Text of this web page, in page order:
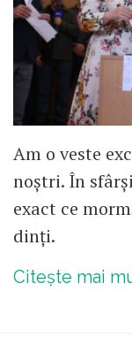
Am o veste
noștri. În
exact ce
dinți.
Citește mai